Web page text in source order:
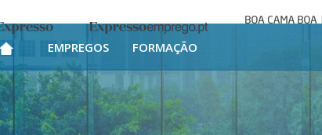
Expresso Expresso Emprego
mesa
EMPREGOS FORMAÇÃO